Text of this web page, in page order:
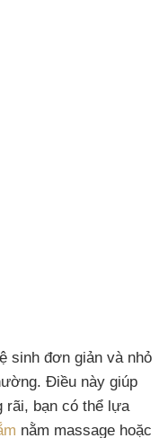
sinh đơn giản và nhỏ
Điều này giúp
rãi, bạn có thể lựa
nằm massage hoặc